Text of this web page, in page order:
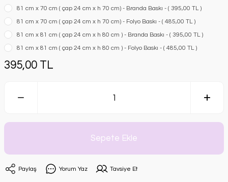
81 cm x 70 cm ( çap 24 cm x h 70 cm) - Branda Baskı - ( 395,00 TL )
81 cm x 70 cm ( çap 24 cm x h 70 cm) - Folyo Baskı - ( 485,00 TL )
81 cm x 81 cm ( çap 24 cm x h 80 cm ) - Branda Baskı - ( 395,00 TL )
81 cm x 81 cm ( çap 24 cm x h 80 cm ) - Folyo Baskı - ( 485,00 TL )
395,00 TL
Sepete Ekle
Paylaş Yorum Yaz Tavsiye Et